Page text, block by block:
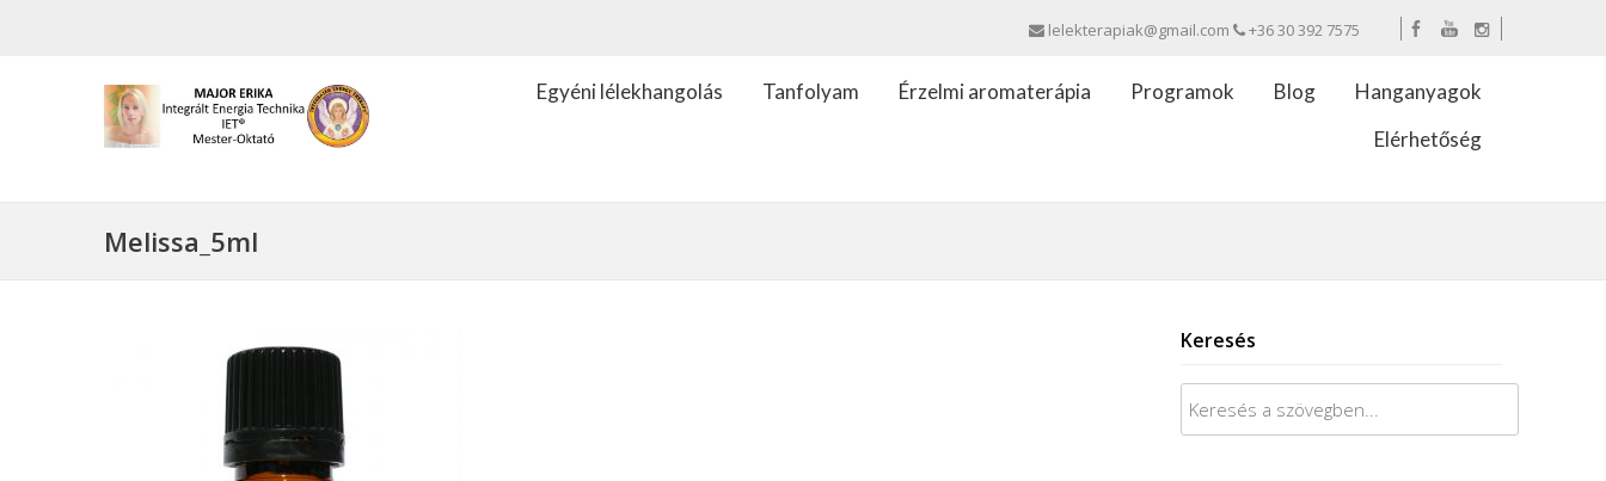
lelekterapiak@gmail.com +36 30 392 7575
Egyéni lélekhangolás Tanfolyam Érzelmi aromaterápia Programok Blog
Hanganyagok
Elérhetőség
Melissa_5ml
Keresés
Keresés: